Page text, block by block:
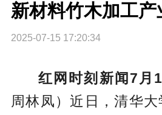
新材料竹木加工产
2025-07-15 17:20:34
红网时刻新闻7月
周林凤）近日，清华